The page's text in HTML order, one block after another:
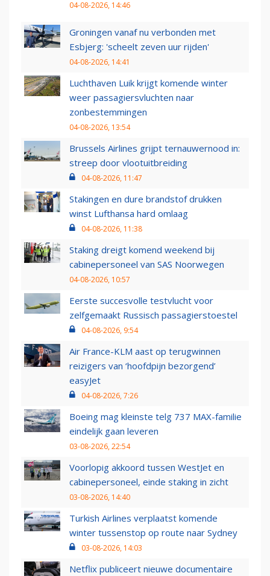
04-08-2026, 14:46
Groningen vanaf nu verbonden met
Esbjerg: 'scheelt zeven uur rijden'
04-08-2026, 14:41
Luchthaven Luik krijgt komende winter
weer passagiersvluchten naar
zonbestemmingen
04-08-2026, 13:54
Brussels Airlines grijpt ternauwernood in:
streep door vlootuitbreiding
04-08-2026, 11:47
Stakingen en dure brandstof drukken
winst Lufthansa hard omlaag
04-08-2026, 11:38
Staking dreigt komend weekend bij
cabinepersoneel van SAS Noorwegen
04-08-2026, 10:57
Eerste succesvolle testvlucht voor
zelfgemaakt Russisch passagierstoestel
04-08-2026, 9:54
Air France-KLM aast op terugwinnen
reizigers van ‘hoofdpijn bezorgend’
easyJet
04-08-2026, 7:26
Boeing mag kleinste telg 737 MAX-familie
eindelijk gaan leveren
03-08-2026, 22:54
Voorlopig akkoord tussen WestJet en
cabinepersoneel, einde staking in zicht
03-08-2026, 14:40
Turkish Airlines verplaatst komende
winter tussenstop op route naar Sydney
03-08-2026, 14:03
Netflix publiceert nieuwe documentaire